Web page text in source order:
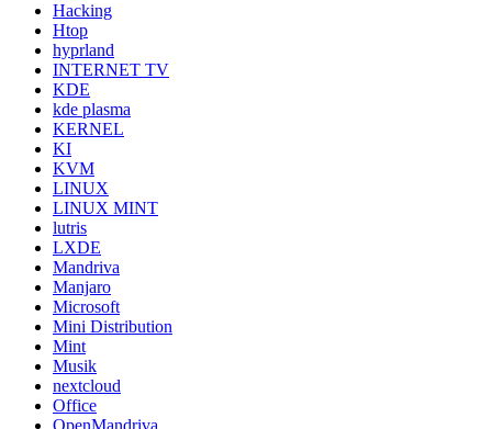
Hacking
Htop
hyprland
INTERNET TV
KDE
kde plasma
KERNEL
KI
KVM
LINUX
LINUX MINT
lutris
LXDE
Mandriva
Manjaro
Microsoft
Mini Distribution
Mint
Musik
nextcloud
Office
OpenMandriva